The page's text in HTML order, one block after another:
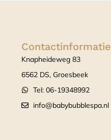
Contactinformatie
Knapheideweg 83
6562 DS, Groesbeek
Tel: 06-19348992
info@babybubblespa.nl